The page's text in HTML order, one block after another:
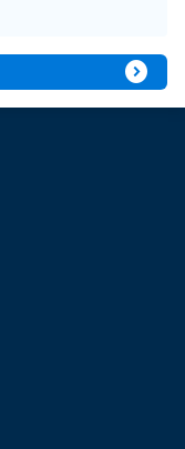
expand_circle_right